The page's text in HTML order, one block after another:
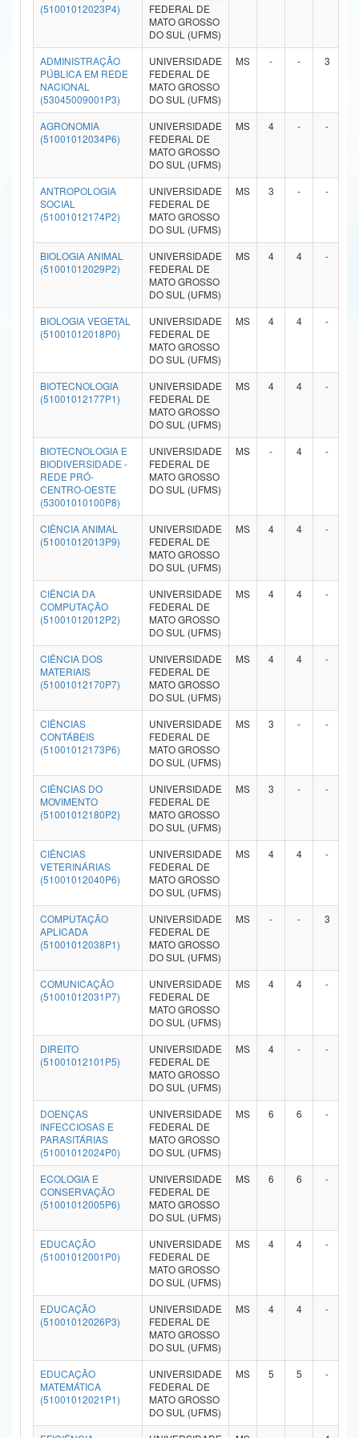
Ministério da Ciência, Tecnologia, Inovações e Comunicações
Ministério do Meio Ambiente
Ministério do Turismo
Ministério do Desenvolvimento Regional
Controladoria-Geral da União
Ministério da Mulher, da Família e dos Direitos Humanos
Secretaria-Geral
Secretaria de Governo
Gabinete de Segurança Institucional
Advocacia-Geral da União
Banco Central do Brasil
Planalto
(51001012023P4)
FEDERAL DE
MATO GROSSO
DO SUL (UFMS)
ADMINISTRAÇÃO
PÚBLICA EM REDE
NACIONAL
(53045009001P3)
UNIVERSIDADE
FEDERAL DE
MATO GROSSO
DO SUL (UFMS)
MS - - 3
AGRONOMIA
(51001012034P6)
UNIVERSIDADE
FEDERAL DE
MATO GROSSO
DO SUL (UFMS)
MS 4 - -
ANTROPOLOGIA
SOCIAL
(51001012174P2)
UNIVERSIDADE
FEDERAL DE
MATO GROSSO
DO SUL (UFMS)
MS 3 - -
BIOLOGIA ANIMAL
(51001012029P2)
UNIVERSIDADE
FEDERAL DE
MATO GROSSO
DO SUL (UFMS)
MS 4 4 -
BIOLOGIA VEGETAL
(51001012018P0)
UNIVERSIDADE
FEDERAL DE
MATO GROSSO
DO SUL (UFMS)
MS 4 4 -
BIOTECNOLOGIA
(51001012177P1)
UNIVERSIDADE
FEDERAL DE
MATO GROSSO
DO SUL (UFMS)
MS 4 4 -
BIOTECNOLOGIA E
BIODIVERSIDADE -
REDE PRÓ-
CENTRO-OESTE
(53001010100P8)
UNIVERSIDADE
FEDERAL DE
MATO GROSSO
DO SUL (UFMS)
MS - 4 -
CIÊNCIA ANIMAL
(51001012013P9)
UNIVERSIDADE
FEDERAL DE
MATO GROSSO
DO SUL (UFMS)
MS 4 4 -
CIÊNCIA DA
COMPUTAÇÃO
(51001012012P2)
UNIVERSIDADE
FEDERAL DE
MATO GROSSO
DO SUL (UFMS)
MS 4 4 -
CIÊNCIA DOS
MATERIAIS
(51001012170P7)
UNIVERSIDADE
FEDERAL DE
MATO GROSSO
DO SUL (UFMS)
MS 4 4 -
CIÊNCIAS
CONTÁBEIS
(51001012173P6)
UNIVERSIDADE
FEDERAL DE
MATO GROSSO
DO SUL (UFMS)
MS 3 - -
CIÊNCIAS DO
MOVIMENTO
(51001012180P2)
UNIVERSIDADE
FEDERAL DE
MATO GROSSO
DO SUL (UFMS)
MS 3 - -
CIÊNCIAS
VETERINÁRIAS
(51001012040P6)
UNIVERSIDADE
FEDERAL DE
MATO GROSSO
DO SUL (UFMS)
MS 4 4 -
COMPUTAÇÃO
APLICADA
(51001012038P1)
UNIVERSIDADE
FEDERAL DE
MATO GROSSO
DO SUL (UFMS)
MS - - 3
COMUNICAÇÃO
(51001012031P7)
UNIVERSIDADE
FEDERAL DE
MATO GROSSO
DO SUL (UFMS)
MS 4 4 -
DIREITO
(51001012101P5)
UNIVERSIDADE
FEDERAL DE
MATO GROSSO
DO SUL (UFMS)
MS 4 - -
DOENÇAS
INFECCIOSAS E
PARASITÁRIAS
(51001012024P0)
UNIVERSIDADE
FEDERAL DE
MATO GROSSO
DO SUL (UFMS)
MS 6 6 -
ECOLOGIA E
CONSERVAÇÃO
(51001012005P6)
UNIVERSIDADE
FEDERAL DE
MATO GROSSO
DO SUL (UFMS)
MS 6 6 -
EDUCAÇÃO
(51001012001P0)
UNIVERSIDADE
FEDERAL DE
MATO GROSSO
DO SUL (UFMS)
MS 4 4 -
EDUCAÇÃO
(51001012026P3)
UNIVERSIDADE
FEDERAL DE
MATO GROSSO
DO SUL (UFMS)
MS 4 4 -
EDUCAÇÃO
MATEMÁTICA
(51001012021P1)
UNIVERSIDADE
FEDERAL DE
MATO GROSSO
DO SUL (UFMS)
MS 5 5 -